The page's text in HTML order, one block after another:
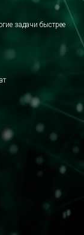
задачи быстрее